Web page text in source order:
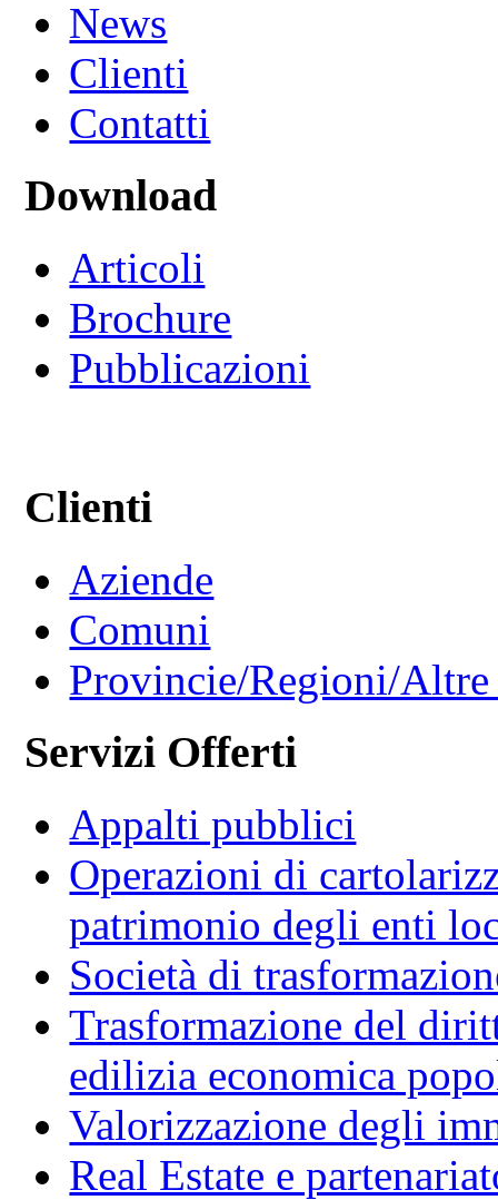
News
Clienti
Contatti
Download
Articoli
Brochure
Pubblicazioni
Clienti
Aziende
Comuni
Provincie/Regioni/
Servizi Offerti
Appalti pubblici
Operazioni di
patrimonio degli enti
Società di
Trasformazione del
edilizia economica
Valorizzazione degli
Real Estate e